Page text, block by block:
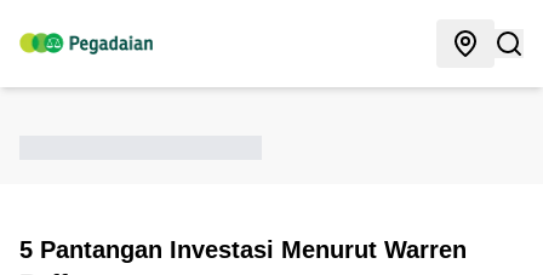
5 Pantangan Investasi Menurut Warren